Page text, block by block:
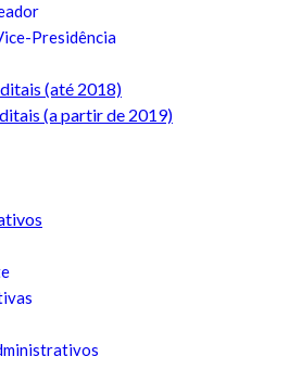
Presidência
(até 2018)
(a partir de 2019)